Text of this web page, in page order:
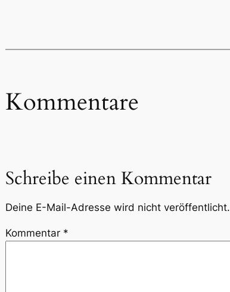
Kommentare
Schreibe einen Kommentar
Deine E-Mail-Adresse wird nicht veröffentlicht.
Kommentar *